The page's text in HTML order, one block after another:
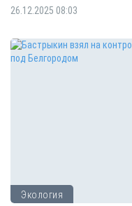
26.12.2025 08:03
Экология